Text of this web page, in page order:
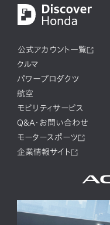
公式アカウント一覧
クルマ
パワープロダクツ
航空
モビリティサービス
Q&A・お問い合わせ
モータースポーツ
企業情報サイト